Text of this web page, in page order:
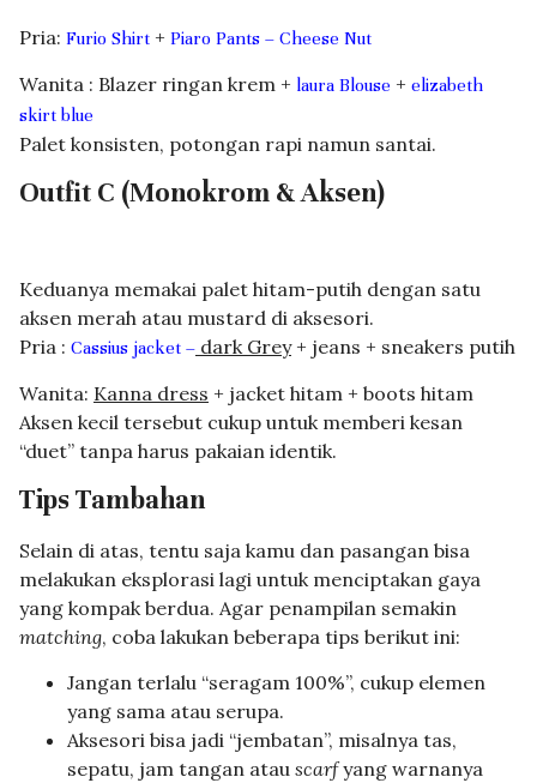
Pria: Furio Shirt + Piaro Pants – Cheese Nut
Wanita : Blazer ringan krem + laura Blouse + elizabeth
skirt blue
Palet konsisten, potongan rapi namun santai.
Outfit C (Monokrom & Aksen)
Keduanya memakai palet hitam-putih dengan satu
aksen merah atau mustard di aksesori.
Pria : Cassius jacket – dark Grey+ jeans + sneakers putih
Wanita: Kanna dress + jacket hitam + boots hitam
Aksen kecil tersebut cukup untuk memberi kesan
“duet” tanpa harus pakaian identik.
Tips Tambahan
Selain di atas, tentu saja kamu dan pasangan bisa
melakukan eksplorasi lagi untuk menciptakan gaya
yang kompak berdua. Agar penampilan semakin
matching, coba lakukan beberapa tips berikut ini:
Jangan terlalu “seragam 100%”, cukup elemen
yang sama atau serupa.
Aksesori bisa jadi “jembatan”, misalnya tas,
sepatu, jam tangan atau scarfyang warnanya